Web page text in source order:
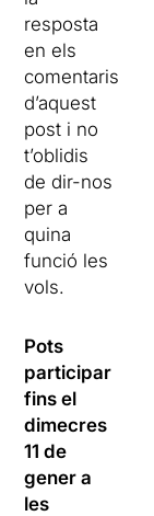
resposta
en els
comentaris
d’aquest
post i no
t’oblidis
de dir-nos
per a
quina
funció les
vols.
Pots
participar
fins el
dimecres
11 de
gener a
les